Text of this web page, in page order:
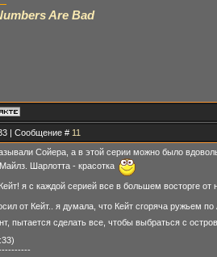
Are Bad
| Сообщение # 11
Сойера, а в этой серии можно было
Шарлотта - красотка
я с каждой серией все в большем восторге от
от Кейт.. я думала, что Кейт сгоряча ружьем
пытается сделать все, чтобы выбраться с